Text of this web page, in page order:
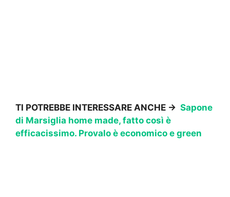
TI POTREBBE INTERESSARE ANCHE -> Sapone
di Marsiglia home made, fatto così è
efficacissimo. Provalo è economico e green